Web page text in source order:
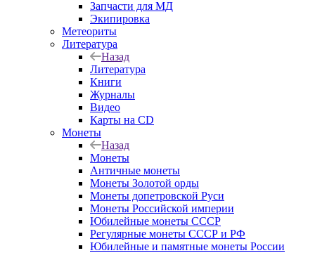
Запчасти для МД
Экипировка
Метеориты
Литература
Назад
Литература
Книги
Журналы
Видео
Карты на CD
Монеты
Назад
Монеты
Античные монеты
Монеты Золотой орды
Монеты допетровской Руси
Монеты Российской империи
Юбилейные монеты СССР
Регулярные монеты СССР и РФ
Юбилейные и памятные монеты России